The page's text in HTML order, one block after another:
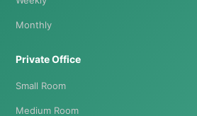
Monthly
Private Office
Small Room
Medium Room